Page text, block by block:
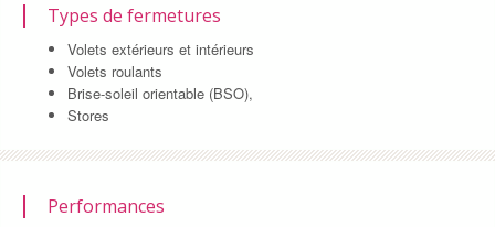
Types de fermetures
Volets extérieurs et intérieurs
Volets roulants
Brise-soleil orientable (BSO),
Stores
Performances